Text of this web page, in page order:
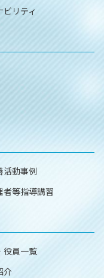
ビリティ
活動事例
者等指導講習
役員一覧
介